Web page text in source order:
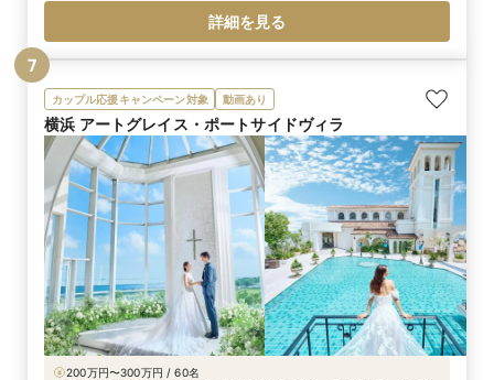
詳細を見る
カップル応援キャンペーン対象 動画あり
横浜 アートグレイス・ポートサイドヴィラ
200万円〜300万円 / 60名
7